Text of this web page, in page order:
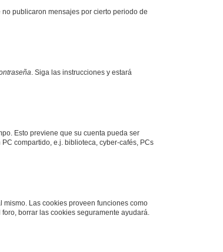
publicaron mensajes por cierto periodo de
. Siga las instrucciones y estará
Esto previene que su cuenta pueda ser
compartido, e.j. biblioteca, cyber-cafés, PCs
Las cookies proveen funciones como
borrar las cookies seguramente ayudará.